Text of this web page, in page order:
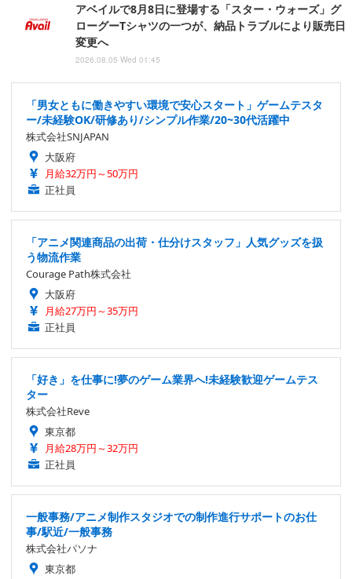
アベイルで8月8日に登場する「スター・ウォーズ」グ
ローグーTシャツの一つが、納品トラブルにより販売日
変更へ
2026.08.05 Wed 01:45
「男女ともに働きやすい環境で安心スタート」ゲームテスタ
ー/未経験OK/研修あり/シンプル作業/20~30代活躍中
株式会社SNJAPAN
大阪府
月給32万円～50万円
正社員
「アニメ関連商品の出荷・仕分けスタッフ」人気グッズを扱
う物流作業
Courage Path株式会社
大阪府
月給27万円～35万円
正社員
「好き」を仕事に!夢のゲーム業界へ!未経験歓迎ゲームテス
ター
株式会社Reve
東京都
月給28万円～32万円
正社員
一般事務/アニメ制作スタジオでの制作進行サポートのお仕
事/駅近/一般事務
株式会社パソナ
東京都